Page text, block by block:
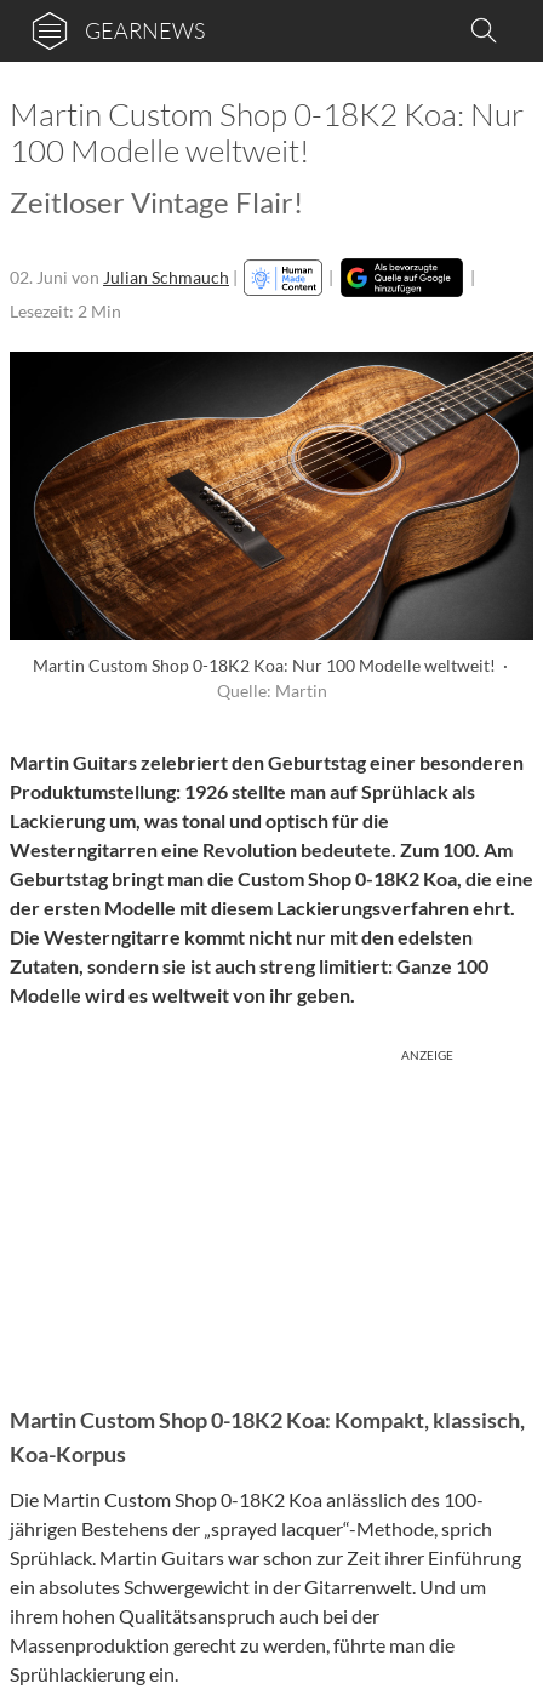
GEARNEWS
Martin Custom Shop 0-18K2 Koa: Nur
100 Modelle weltweit!
Zeitloser Vintage Flair!
02. Juni von Julian Schmauch | |
|
Lesezeit: 2 Min
Martin Custom Shop 0-18K2 Koa: Nur 100 Modelle weltweit! ·
Quelle: Martin
Martin Guitars zelebriert den Geburtstag einer besonderen
Produktumstellung: 1926 stellte man auf Sprühlack als
Lackierung um, was tonal und optisch für die
Westerngitarren eine Revolution bedeutete. Zum 100. Am
Geburtstag bringt man die Custom Shop 0-18K2 Koa, die eine
der ersten Modelle mit diesem Lackierungsverfahren ehrt.
Die Westerngitarre kommt nicht nur mit den edelsten
Zutaten, sondern sie ist auch streng limitiert: Ganze 100
Modelle wird es weltweit von ihr geben.
ANZEIGE
Martin Custom Shop 0-18K2 Koa: Kompakt, klassisch,
Koa-Korpus
Die Martin Custom Shop 0-18K2 Koa anlässlich des 100-
jährigen Bestehens der „sprayed lacquer“-Methode, sprich
Sprühlack. Martin Guitars war schon zur Zeit ihrer Einführung
ein absolutes Schwergewicht in der Gitarrenwelt. Und um
ihrem hohen Qualitätsanspruch auch bei der
Massenproduktion gerecht zu werden, führte man die
Sprühlackierung ein.